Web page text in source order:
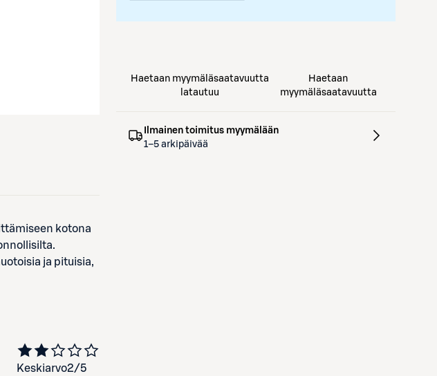
Haetaan myymäläsaatavuutta
latautuu
Haetaan
myymäläsaatavuutta
Ilmainen toimitus myymälään
1–5 arkipäivää
kotona
ja pituisia,
Keskiarvo2/5